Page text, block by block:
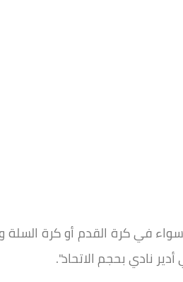
سواء في كرة القدم أو كرة
نادي بحجم الاتحاد".